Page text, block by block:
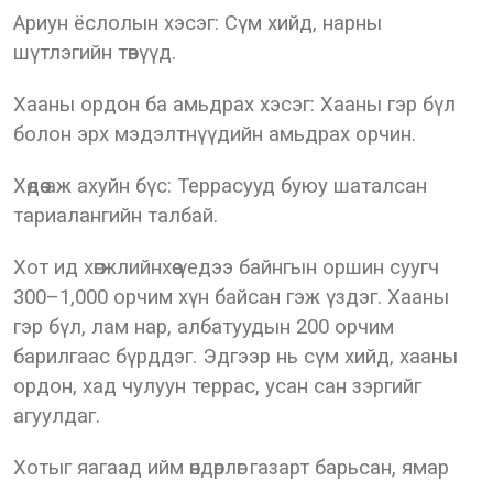
Ариун ёслолын хэсэг: Сүм хийд, нарны
шүтлэгийн төвүүд.
Хааны ордон ба амьдрах хэсэг: Хааны гэр бүл
болон эрх мэдэлтнүүдийн амьдрах орчин.
Хөдөө аж ахуйн бүс: Террасууд буюу шаталсан
тариалангийн талбай.
Хот ид хөгжлийнхөө үедээ байнгын оршин суугч
300–1,000 орчим хүн байсан гэж үздэг. Хааны
гэр бүл, лам нар, албатуудын 200 орчим
барилгаас бүрддэг. Эдгээр нь сүм хийд, хааны
ордон, хад чулуун террас, усан сан зэргийг
агуулдаг.
Хотыг яагаад ийм өндөрлөг газарт барьсан, ямар